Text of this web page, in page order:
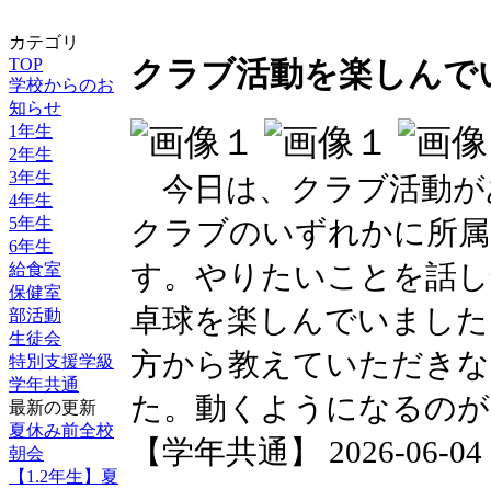
カテゴリ
TOP
学校からのお
知らせ
1年生
2年生
3年生
4年生
5年生
6年生
給食室
保健室
部活動
生徒会
特別支援学級
学年共通
最新の更新
夏休み前全校
朝会
【1.2年生】夏
クラブ活動を楽しんで
今日は、クラブ活動が
クラブのいずれかに所
す。やりたいことを話
卓球を楽しんでいまし
方から教えていただき
た。動くようになるの
【学年共通】 2026-06-